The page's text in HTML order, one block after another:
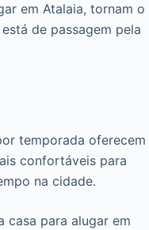
em Atalaia, tornam o
de passagem pela
temporada oferecem
confortáveis para
na cidade.
casa para alugar em